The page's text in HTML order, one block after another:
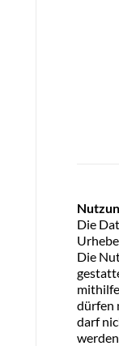
Die
Die
dürfen
darf
werden.